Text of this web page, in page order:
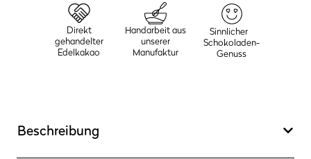
Beschreibung
Direkt
gehandelter
Edelkakao
Handarbeit aus
unserer
Manufaktur
Sinnlicher
Schokoladen-
Genuss